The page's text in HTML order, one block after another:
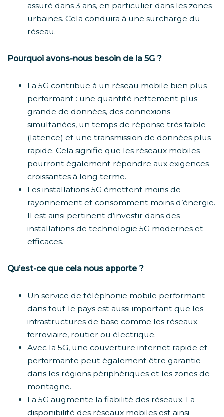
assuré dans 3 ans, en particulier dans les zones
urbaines. Cela conduira à une surcharge du
réseau.
Pourquoi avons-nous besoin de la 5G ?
La 5G contribue à un réseau mobile bien plus
performant : une quantité nettement plus
grande de données, des connexions
simultanées, un temps de réponse très faible
(latence) et une transmission de données plus
rapide. Cela signifie que les réseaux mobiles
pourront également répondre aux exigences
croissantes à long terme.
Les installations 5G émettent moins de
rayonnement et consomment moins d’énergie.
Il est ainsi pertinent d’investir dans des
installations de technologie 5G modernes et
efficaces.
Qu’est-ce que cela nous apporte ?
Un service de téléphonie mobile performant
dans tout le pays est aussi important que les
infrastructures de base comme les réseaux
ferroviaire, routier ou électrique.
Avec la 5G, une couverture internet rapide et
performante peut également être garantie
dans les régions périphériques et les zones de
montagne.
La 5G augmente la fiabilité des réseaux. La
disponibilité des réseaux mobiles est ainsi